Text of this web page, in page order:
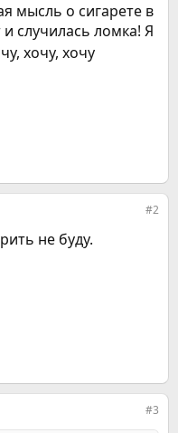
мысль о сигарете в
случилась ломка! Я
хочу, хочу
#2
не буду.
#3